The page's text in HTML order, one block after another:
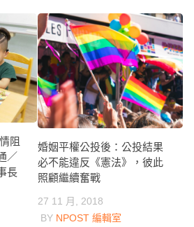
阻
／
長
婚姻平權公投後：公投結果
必不能違反《憲法》，彼此
照顧繼續奮戰
27 11 月, 2018
BY NPOST 編輯室